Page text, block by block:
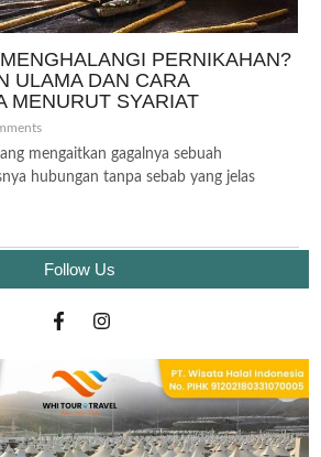
PERNIKAHAN?
ULAMA DAN CARA
MENURUT SYARIAT
mengaitkan gagalnya sebuah
hubungan tanpa sebab yang jelas
Follow Us